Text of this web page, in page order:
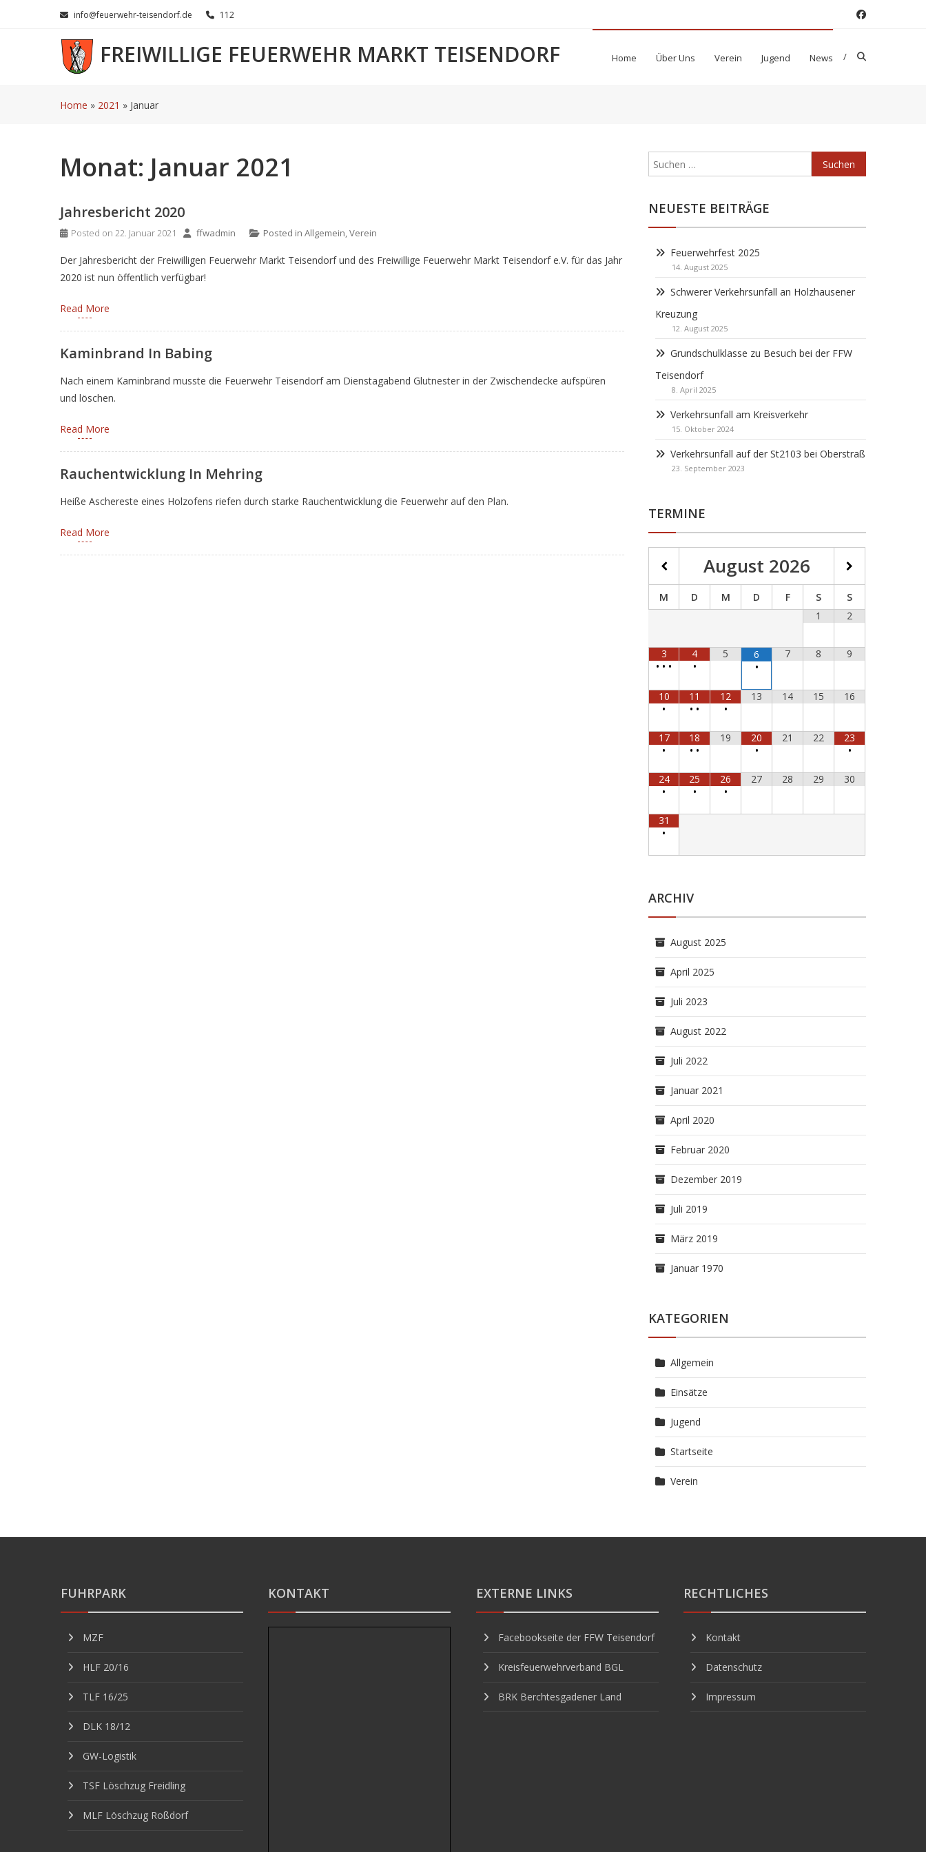
info@feuerwehr-teisendorf.de 112
FREIWILLIGE FEUERWEHR MARKT TEISENDORF Home Über Uns Verein Jugend News
Home » 2021 » Januar
Monat: Januar 2021
Jahresbericht 2020
Posted on 22. Januar 2021 ffwadmin Posted in Allgemein,Verein
Der Jahresbericht der Freiwilligen Feuerwehr Markt Teisendorf und des Freiwillige Feuerwehr Markt Teisendorf e.V. für das Jahr
2020 ist nun öffentlich verfügbar!
Read More
Kaminbrand In Babing
Nach einem Kaminbrand musste die Feuerwehr Teisendorf am Dienstagabend Glutnester in der Zwischendecke aufspüren
und löschen.
Read More
Rauchentwicklung In Mehring
Heiße Aschereste eines Holzofens riefen durch starke Rauchentwicklung die Feuerwehr auf den Plan.
Read More
Suchen
nach:
NEUESTE BEITRÄGE
Feuerwehrfest 2025
14. August 2025
Schwerer Verkehrsunfall an Holzhausener
Kreuzung
12. August 2025
Grundschulklasse zu Besuch bei der FFW
Teisendorf
8. April 2025
Verkehrsunfall am Kreisverkehr
15. Oktober 2024
Verkehrsunfall auf der St2103 bei Oberstraß
23. September 2023
TERMINE
August 2026
M D M D F S
S
1
2
3
• • •
4
•
5
6
•
7 8 9
10
•
11
• •
12
•
13 14 15 16
17
•
18
• •
19
20
•
21 22
23
•
24
•
25
•
26
•
27 28 29 30
31
•
ARCHIV
August 2025
April 2025
Juli 2023
August 2022
Juli 2022
Januar 2021
April 2020
Februar 2020
Dezember 2019
Juli 2019
März 2019
Januar 1970
KATEGORIEN
Allgemein
Einsätze
Jugend
Startseite
Verein
FUHRPARK
MZF
HLF 20/16
TLF 16/25
DLK 18/12
GW-Logistik
TSF Löschzug Freidling
MLF Löschzug Roßdorf
KONTAKT EXTERNE LINKS
Facebookseite der FFW Teisendorf
Kreisfeuerwehrverband BGL
BRK Berchtesgadener Land
RECHTLICHES
Kontakt
Datenschutz
Impressum